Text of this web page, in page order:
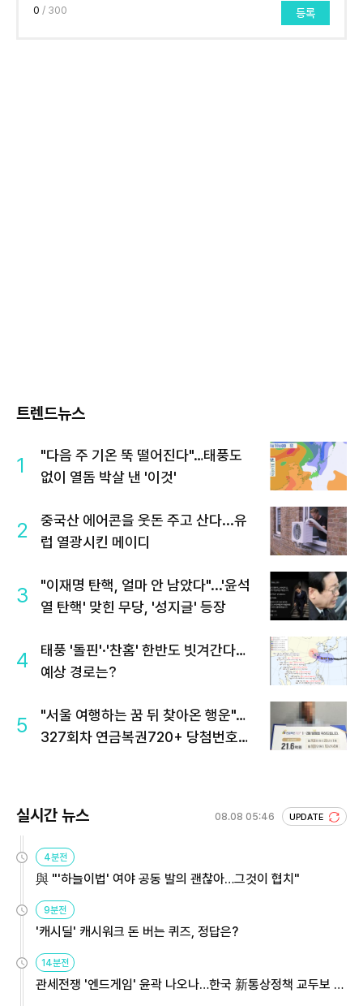
0 / 300 등록
트렌드뉴스
1
"다음 주 기온 뚝 떨어진다"…태풍도
없이 열돔 박살 낸 '이것'
2
중국산 에어콘을 웃돈 주고 산다...유
럽 열광시킨 메이디
3
"이재명 탄핵, 얼마 안 남았다"...'윤석
열 탄핵' 맞힌 무당, '성지글' 등장
4
태풍 '돌핀'·'찬홈' 한반도 빗겨간다…
예상 경로는?
5
"서울 여행하는 꿈 뒤 찾아온 행운"…
327회차 연금복권720+ 당첨번호조
실시간 뉴스 08.08 05:46 UPDATE
4분전
與 "'하늘이법' 여야 공동 발의 괜찮아…그것이 협치"
9분전
'캐시딜' 캐시워크 돈 버는 퀴즈, 정답은?
14분전
관세전쟁 '엔드게임' 윤곽 나오나…한국 新통상정책 교두보 활